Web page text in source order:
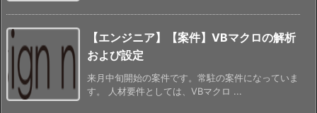
【エンジニア】【案件】VBマクロの解析
および設定
来月中旬開始の案件です。常駐の案件になっていま
す。 人材要件としては、VBマクロ ...